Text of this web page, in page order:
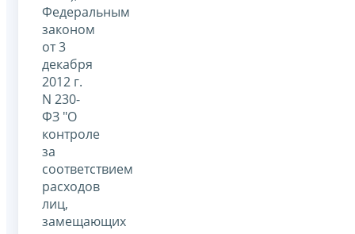
Федеральным
законом
от 3
декабря
2012 г.
N 230-
ФЗ "О
контроле
за
соответствием
расходов
лиц,
замещающих